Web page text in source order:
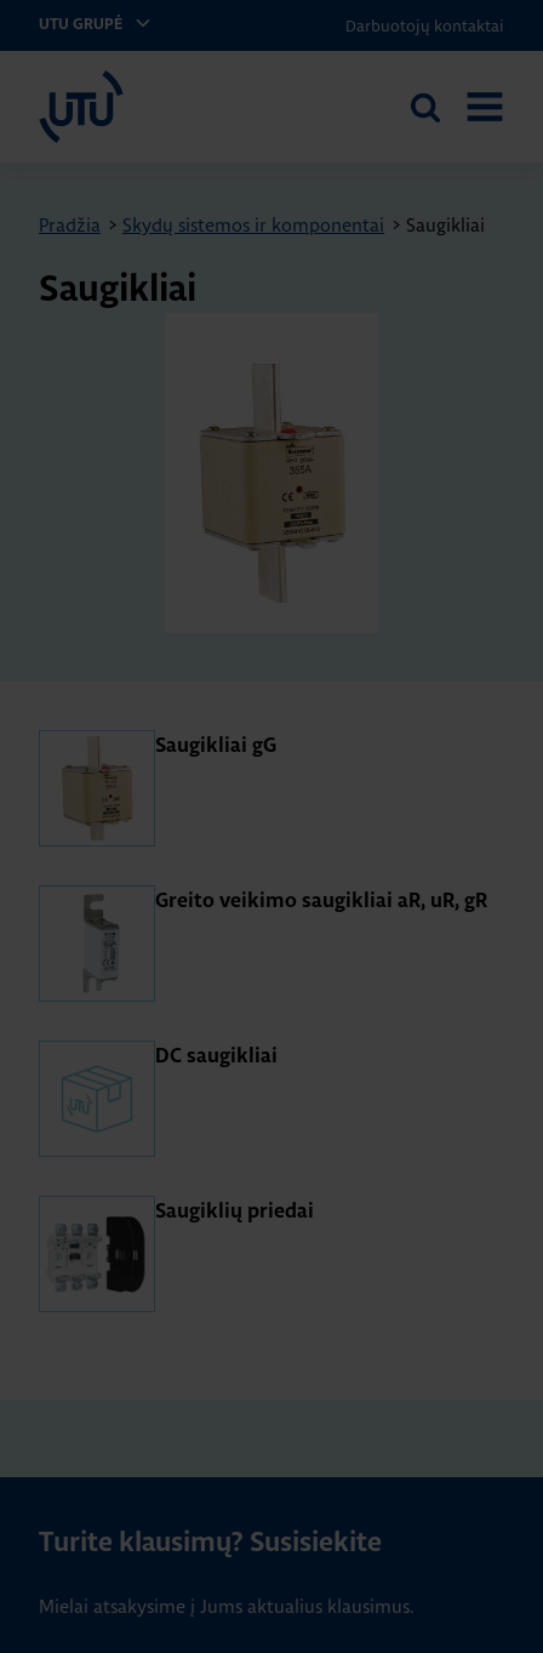
UTU GRUPĖ Darbuotojų kontaktai
UTU Lithuania
Ieškoti
Pradžia > Skydų sistemos ir komponentai > Saugikliai
Saugikliai
Saugikliai gG
Greito veikimo saugikliai aR, uR, gR
DC saugikliai
Saugiklių priedai
Turite klausimų? Susisiekite
Mielai atsakysime į Jums aktualius klausimus.